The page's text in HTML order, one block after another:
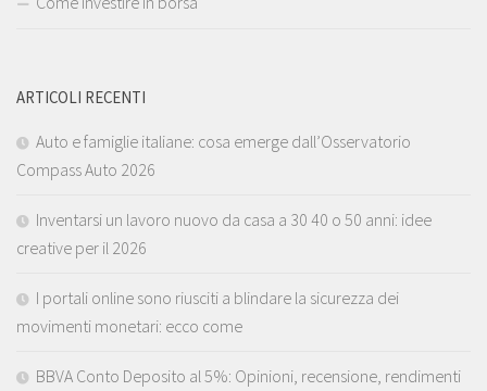
ARTICOLI RECENTI
Auto e famiglie italiane: cosa emerge dall’Osservatorio
Compass Auto 2026
Inventarsi un lavoro nuovo da casa a 30 40 o 50 anni: idee
creative per il 2026
I portali online sono riusciti a blindare la sicurezza dei
movimenti monetari: ecco come
BBVA Conto Deposito al 5%: Opinioni, recensione, rendimenti